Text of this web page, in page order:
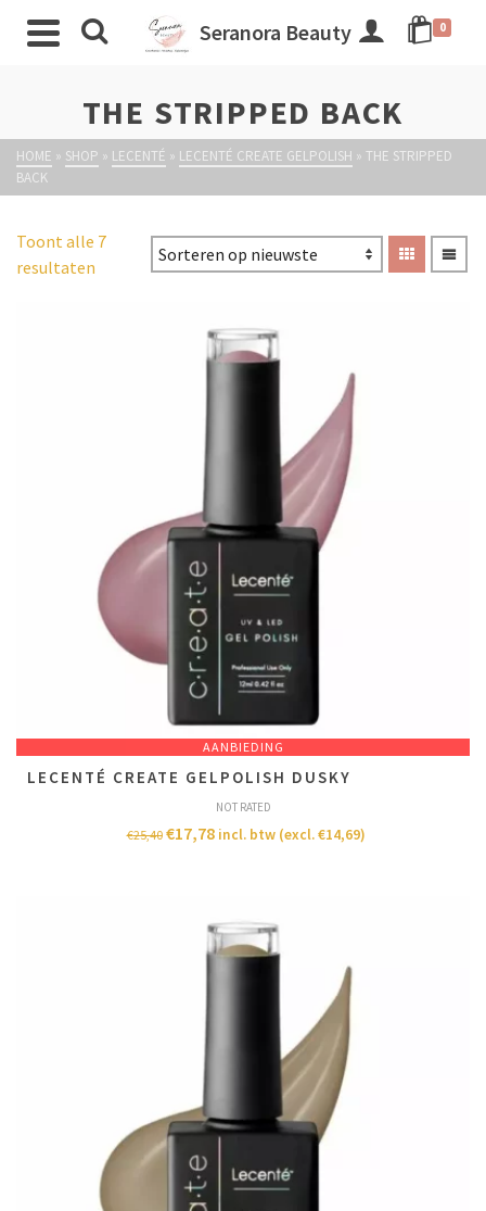
Seranora Beauty 0
THE STRIPPED BACK
HOME » SHOP » LECENTÉ » LECENTÉ CREATE GELPOLISH » THE STRIPPED
BACK
Toont alle 7
resultaten
AANBIEDING
LECENTÉ CREATE GELPOLISH DUSKY
NOT RATED
€25,40 €17,78 incl. btw (excl.€14,69)